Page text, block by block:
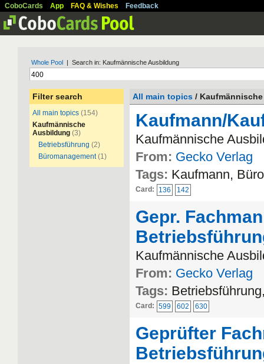
CoboCards App FAQ & Wishes Feedback
Whole Pool | Search in: Kaufmännische Ausbildung
Filter search
All main topics (154)
Kaufmännische
Ausbildung (3)
Betriebsführung (2)
Büromanagement (1)
All main topics /
Kaufmann/
Kaufmännische
From: Gecko Verlag
Tags: Kaufmann,
Card: 136 142
Gepr.
Kaufmännische
From: Gecko Verlag
Tags:
Card: 599 602 630
Geprüfter